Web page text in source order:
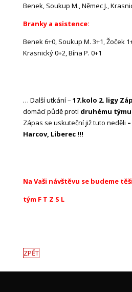
Benek, Soukup M., Němec J.,
Branky a asistence:
Benek 6+0, Soukup M. 3+1, Žoček
Krasnický 0+2, Bína P. 0+1
… Další utkání – 17.kolo 2. ligy
domácí půdě proti druhému
Zápas se uskuteční již tuto neděli
Harcov, Liberec !!!
Na Vaši návštěvu se budeme
tým F T Z S L
ZPĚT